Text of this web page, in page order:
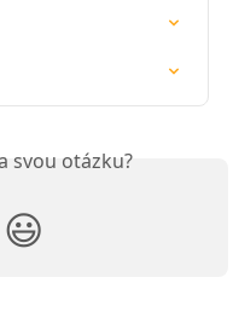
svou otázku?
😃